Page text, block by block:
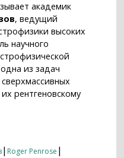
академик
, ведущий
высоких
научного
из задач
рентгеновскому
| Roger Penrose |